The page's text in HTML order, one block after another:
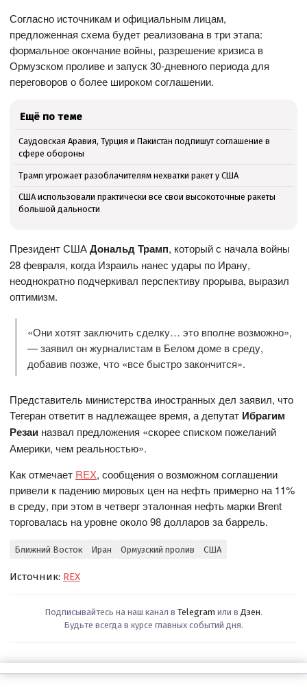
Согласно источникам и официальным лицам,
предложенная схема будет реализована в три этапа:
формальное окончание войны, разрешение кризиса в
Ормузском проливе и запуск 30-дневного периода для
переговоров о более широком соглашении.
Ещё по теме
Саудовская Аравия, Турция и Пакистан подпишут соглашение в
сфере обороны
Трамп угрожает разоблачителям нехватки ракет у США
США использовали практически все свои высокоточные ракеты
большой дальности
Президент СШАДональд Трамп, который с начала войны
28 февраля, когда Израиль нанес удары по Ирану,
неоднократно подчеркивал перспективу прорыва, выразил
оптимизм.
«Они хотят заключить сделку… это вполне возможно»,
— заявил он журналистам в Белом доме в среду,
добавив позже, что «все быстро закончится».
Представитель министерства иностранных дел заявил, что
Тегеран ответит в надлежащее время, а депутат Ибрагим
Резаи назвал предложения «скорее списком пожеланий
Америки, чем реальностью».
Как отмечает REX, сообщения о возможном соглашении
привели к падению мировых цен на нефть примерно на 11%
в среду, при этом в четверг эталонная нефть марки Brent
торговалась на уровне около 98 долларов за баррель.
Ближний Восток Иран Ормузский пролив США
Источник: REX
Подписывайтесь на наш канал в Telegram или в Дзен.
Будьте всегда в курсе главных событий дня.